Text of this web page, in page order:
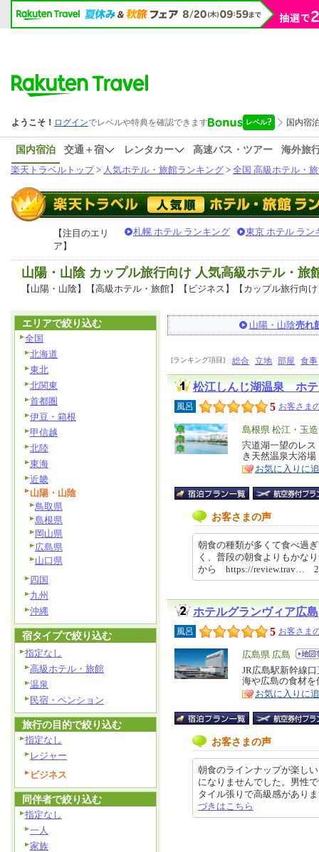
国内宿泊 交通＋宿 レンタカー 高速バス・ツアー
海外旅
楽天トラベルトップ> 人気ホテル・旅館ランキング > 全国 高級ホテル・
【注目のエリ
ア】
札幌 ホテル ランキング 東京 ホテル ラン
山陽・山陰 カップル旅行向け 人気高級ホテル・旅
【山陽・山陰】【高級ホテル・旅館】【ビジネス】【カップル旅行向
山陽・山陰売れ
[ランキング項目] 総合 立地 部屋 食事
松江しんじ湖温泉 ホ
風呂 5 お客さま
エ
リ
ア
島根県 松江・玉
特
徴
宍道湖一望のレ
き天然温泉大浴場
お気に入りに
お客さまの声
朝食の種類が多くて食べ過
く、普段の朝食よりもかな
から https://review.trav…
ホテルグランヴィア広島
風呂 5 お客さま
エ
リ
ア
広島県 広島
特
徴
JR広島駅新幹線
海や広島の食材
お気に入りに
お客さまの声
朝食のラインナップが楽し
になりませんでした。男性
タイル張りで高級感があり
づきはこちら
エリアで絞り込む
全国
北海道
東北
北関東
首都圏
伊豆・箱根
甲信越
北陸
東海
近畿
山陽・山陰
鳥取県
島根県
岡山県
広島県
山口県
四国
九州
沖縄
宿タイプで絞り込む
指定なし
高級ホテル・旅館
温泉
民宿・ペンション
旅行の目的で絞り込む
指定なし
レジャー
ビジネス
同伴者で絞り込む
指定なし
一人
家族